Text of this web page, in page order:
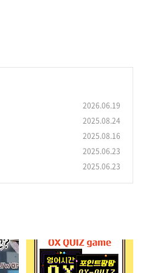
2026.06.19
2025.08.24
2025.08.16
2025.06.23
2025.06.23